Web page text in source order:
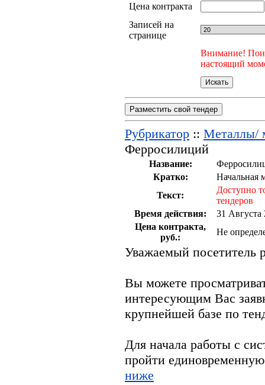
Цена контракта
Записей на
странице
Внимание!
настоящий
Разместить свой тендер
Рубрикатор :: Металлы/
Ферросилиций
Название:
Кратко:
Начальная
Текст:
Доступно
тендеров
Время действия:
31 Августа
Цена контракта,
руб.:
Не
Уважаемый посетитель
Вы можете
интересующим Вас
крупнейшей базе по
Для начала работы с
пройти
ниже